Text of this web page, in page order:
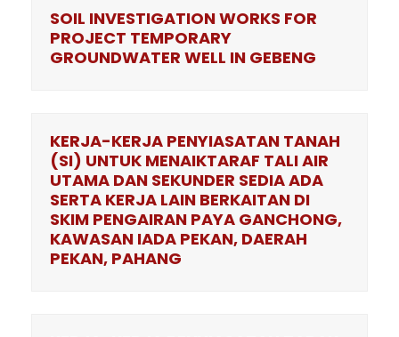
SOIL INVESTIGATION WORKS FOR
PROJECT TEMPORARY
GROUNDWATER WELL IN GEBENG
KERJA-KERJA PENYIASATAN TANAH
(SI) UNTUK MENAIKTARAF TALI AIR
UTAMA DAN SEKUNDER SEDIA ADA
SERTA KERJA LAIN BERKAITAN DI
SKIM PENGAIRAN PAYA GANCHONG,
KAWASAN IADA PEKAN, DAERAH
PEKAN, PAHANG